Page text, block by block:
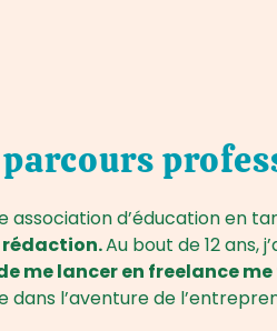
association d’éducation en
rédaction.Au bout de 12 ans,
de me lancer en freelance
l’aventure de